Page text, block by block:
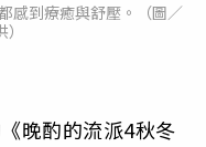
感到療癒與舒壓。（圖／
晚酌的流派4秋冬